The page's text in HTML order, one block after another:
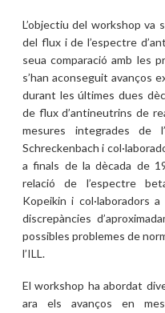
L’objectiu del workshop va
del flux i de l’espectre
seua comparació amb les
s’han aconseguit avanços
durant les últimes dues
de flux d’antineutrins de
mesures integrades de
Schreckenbach i
a finals de la dècada de
relació de l’espectre
Kopeikin i col·laboradors
discrepàncies
possibles problemes de
l’ILL.
El workshop ha abordat
ara els avanços en